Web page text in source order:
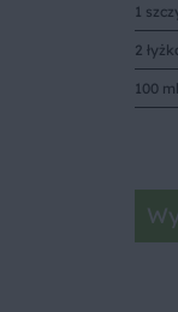
1
2
100